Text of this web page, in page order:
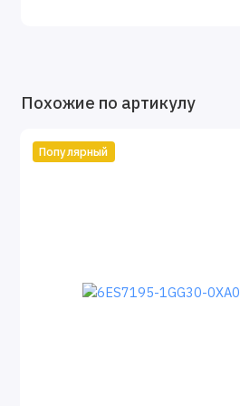
Похожие по артикулу
Популярный